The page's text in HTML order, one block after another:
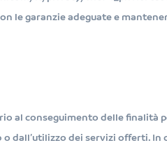
le garanzie adeguate e
al conseguimento delle finalità
o dall’utilizzo dei servizi offerti.